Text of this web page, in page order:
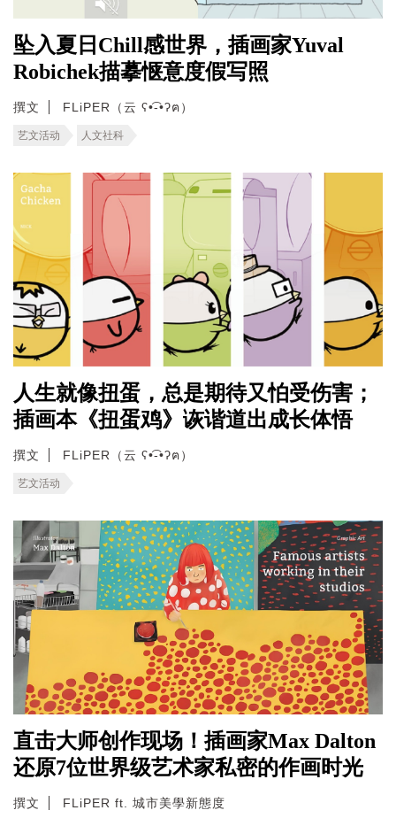
坠入夏日Chill感世界，插画家Yuval
Robichek描摹惬意度假写照
撰文 FLiPER（云 ʕ•͡-•ʔฅ）
艺文活动 人文社科
人生就像扭蛋，总是期待又怕受伤害；
插画本《扭蛋鸡》诙谐道出成长体悟
撰文 FLiPER（云 ʕ•͡-•ʔฅ）
艺文活动
直击大师创作现场！插画家Max Dalton
还原7位世界级艺术家私密的作画时光
撰文 FLiPER ft. 城市美學新態度